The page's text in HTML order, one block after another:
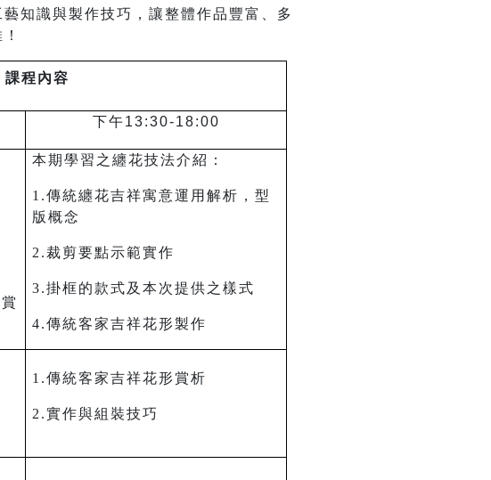
知識與製作技巧，讓整體作品豐富、多
課程內容
下午13:30-18:00
本期學習之纏花技法介紹：
1.傳統纏花吉祥寓意運用解析，型
版概念
2.裁剪要點示範實作
3.掛框的款式及本次提供之樣式
4.傳統客家吉祥花形製作
1.傳統客家吉祥花形賞析
2.實作與組裝技巧